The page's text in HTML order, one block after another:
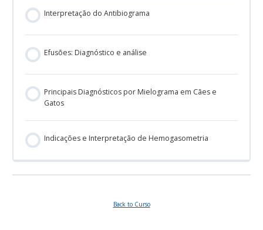
Interpretação do Antibiograma
Efusões: Diagnóstico e análise
Principais Diagnósticos por Mielograma em Cães e
Gatos
Indicações e Interpretação de Hemogasometria
Back to Curso